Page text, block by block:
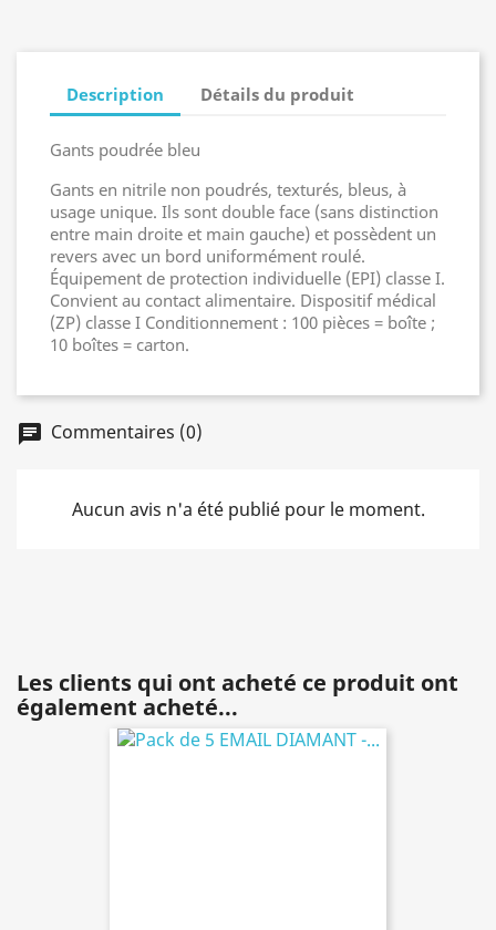
Description Détails du produit
Gants poudrée bleu
Gants en nitrile non poudrés, texturés, bleus, à
usage unique. Ils sont double face (sans distinction
entre main droite et main gauche) et possèdent un
revers avec un bord uniformément roulé.
Équipement de protection individuelle (EPI) classe I.
Convient au contact alimentaire. Dispositif médical
(ZP) classe I Conditionnement : 100 pièces = boîte ;
10 boîtes = carton.
chat Commentaires (0)
Aucun avis n'a été publié pour le moment.
Les clients qui ont acheté ce produit ont
également acheté...